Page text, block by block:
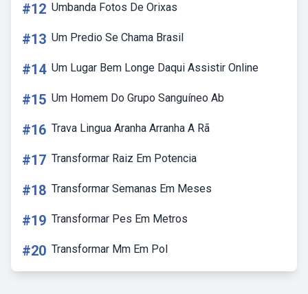
#12 Umbanda Fotos De Orixas
#13 Um Predio Se Chama Brasil
#14 Um Lugar Bem Longe Daqui Assistir Online
#15 Um Homem Do Grupo Sanguíneo Ab
#16 Trava Lingua Aranha Arranha A Rã
#17 Transformar Raiz Em Potencia
#18 Transformar Semanas Em Meses
#19 Transformar Pes Em Metros
#20 Transformar Mm Em Pol